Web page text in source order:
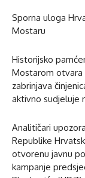
Sporna uloga
Mostaru
Historijsko
Mostarom otvara
zabrinjava
aktivno sudjeluje
Analitičari
Republike
otvorenu javnu
kampanje